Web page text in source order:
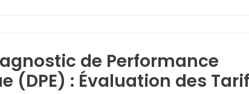
de Performance
(DPE) : Évaluation des